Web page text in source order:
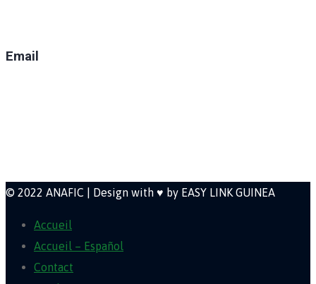
Email
© 2022 ANAFIC | Design with ♥ by EASY LINK GUINEA
Accueil
Accueil – Español
Contact